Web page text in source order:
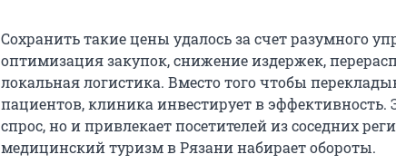
Сохранить такие цены удалось за счет разумного
оптимизация закупок, снижение издержек,
локальная логистика. Вместо того чтобы
пациентов, клиника инвестирует в эффективность.
спрос, но и привлекает посетителей из соседних
медицинский туризм в Рязани набирает обороты.